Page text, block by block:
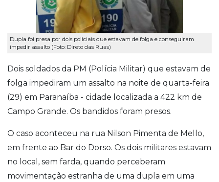
Dupla foi presa por dois policiais que estavam de folga e conseguiram
impedir assalto (Foto: Direto das Ruas)
Dois soldados da PM (Polícia Militar) que estavam de
folga impediram um assalto na noite de quarta-feira
(29) em Paranaíba - cidade localizada a 422 km de
Campo Grande. Os bandidos foram presos.
O caso aconteceu na rua Nilson Pimenta de Mello,
em frente ao Bar do Dorso. Os dois militares estavam
no local, sem farda, quando perceberam
movimentação estranha de uma dupla em uma